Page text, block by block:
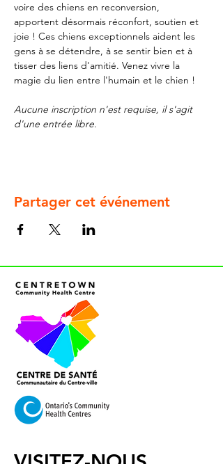
voire des chiens en reconversion,
apportent désormais réconfort, soutien et
joie ! Ces chiens exceptionnels aident les
gens à se détendre, à se sentir bien et à
tisser des liens d'amitié. Venez vivre la
magie du lien entre l'humain et le chien !
Aucune inscription n'est requise, il s'agit
d'une entrée libre.
Partager cet événement